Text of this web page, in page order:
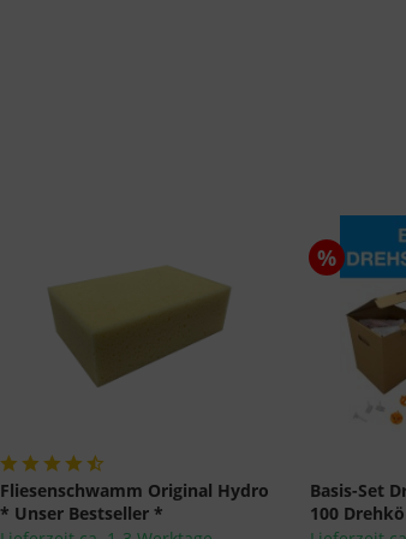
Fliesenschwamm Original Hydro
* Unser Bestseller *
%
Basis-Set
100